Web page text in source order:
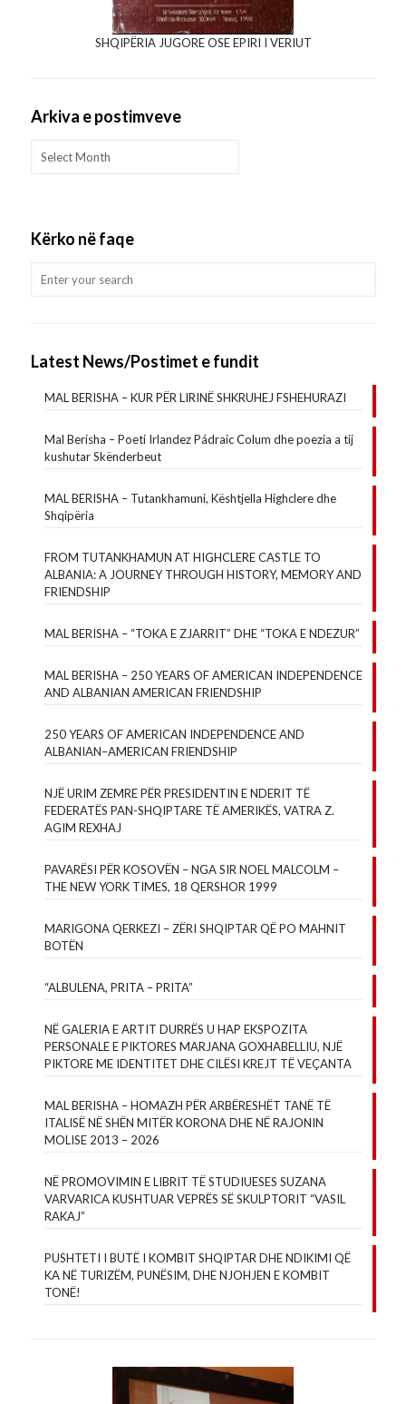
SHQIPËRIA JUGORE OSE EPIRI I VERIUT
Arkiva e postimveve
Kërko në faqe
Latest News/Postimet e fundit
MAL BERISHA – KUR PËR LIRINË SHKRUHEJ FSHEHURAZI
Mal Berisha – Poeti Irlandez Pádraic Colum dhe poezia a tij
kushutar Skënderbeut
MAL BERISHA – Tutankhamuni, Kështjella Highclere dhe
Shqipëria
FROM TUTANKHAMUN AT HIGHCLERE CASTLE TO
ALBANIA: A JOURNEY THROUGH HISTORY, MEMORY AND
FRIENDSHIP
MAL BERISHA – “TOKA E ZJARRIT” DHE “TOKA E NDEZUR”
MAL BERISHA – 250 YEARS OF AMERICAN INDEPENDENCE
AND ALBANIAN AMERICAN FRIENDSHIP
250 YEARS OF AMERICAN INDEPENDENCE AND
ALBANIAN–AMERICAN FRIENDSHIP
NJË URIM ZEMRE PËR PRESIDENTIN E NDERIT TË
FEDERATËS PAN-SHQIPTARE TË AMERIKËS, VATRA Z.
AGIM REXHAJ
PAVARËSI PËR KOSOVËN – NGA SIR NOEL MALCOLM –
THE NEW YORK TIMES, 18 QERSHOR 1999
MARIGONA QERKEZI – ZËRI SHQIPTAR QË PO MAHNIT
BOTËN
“ALBULENA, PRITA – PRITA”
NË GALERIA E ARTIT DURRËS U HAP EKSPOZITA
PERSONALE E PIKTORES MARJANA GOXHABELLIU, NJË
PIKTORE ME IDENTITET DHE CILËSI KREJT TË VEÇANTA
MAL BERISHA – HOMAZH PËR ARBËRESHËT TANË TË
ITALISË NË SHËN MITËR KORONA DHE NË RAJONIN
MOLISE 2013 – 2026
NË PROMOVIMIN E LIBRIT TË STUDIUESES SUZANA
VARVARICA KUSHTUAR VEPRËS SË SKULPTORIT “VASIL
RAKAJ”
PUSHTETI I BUTË I KOMBIT SHQIPTAR DHE NDIKIMI QË
KA NË TURIZËM, PUNËSIM, DHE NJOHJEN E KOMBIT
TONË!